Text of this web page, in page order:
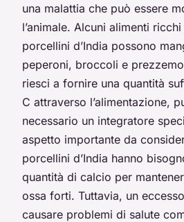
una malattia che può essere
l’animale. Alcuni alimenti
porcellini d’India possono
peperoni, broccoli e
riesci a fornire una quantità
C attraverso l’alimentazione,
necessario un integratore
aspetto importante da
porcellini d’India hanno
quantità di calcio per
ossa forti. Tuttavia, un
causare problemi di salute